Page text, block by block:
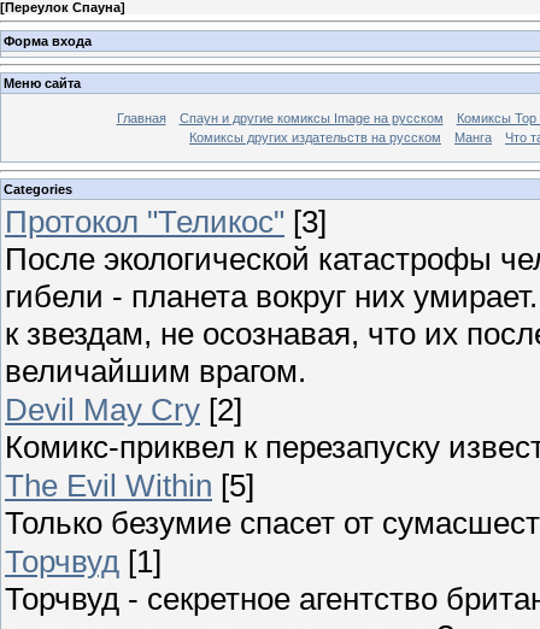
[Переулок Спауна]
Форма входа
Меню сайта
Главная Спаун и другие комиксы Image на русском
Комиксы
Комиксы других издательств на русском
Манга Что
Categories
Протокол "Теликос" [3]
После экологической катастрофы
гибели - планета вокруг них
к звездам, не осознавая, что их
величайшим врагом.
Devil May Cry [2]
Комикс-приквел к перезапуску
The Evil Within [5]
Только безумие спасет от
Торчвуд [1]
Торчвуд - секретное агентство